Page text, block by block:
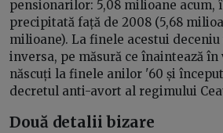
pensionarilor: 5,08 milioane acum,
precipitată față de 2008 (5,68
milioane). La finele acestui
inversa, pe măsură ce înaintează
născuți la finele anilor '60 și
decretul anti-avort al regimului
Două detalii bizare